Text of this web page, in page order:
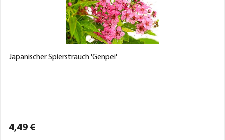
Japanischer Spierstrauch 'Genpei'
4,49 €